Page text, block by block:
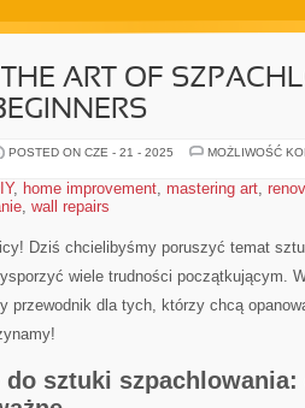
ART OF
POSTED ON CZE - 21 - 2025 MOŻLIWOŚĆ
, home improvement, mastering art,
, wall repairs
Dziś ‍chcielibyśmy​ poruszyć temat
wiele trudności początkującym.
przewodnik dla tych, którzy‍ chcą
do sztuki